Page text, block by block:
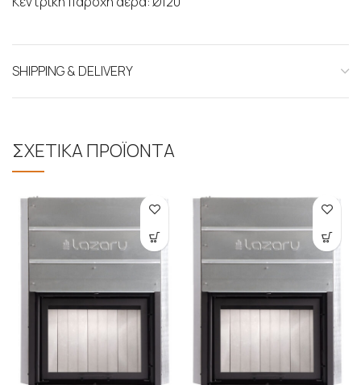
SHIPPING & DELIVERY
ΣΧΕΤΙΚΑ ΠΡΟΪΟΝΤΑ